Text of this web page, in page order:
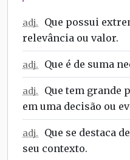
adj.
Que possui
relevância ou valor.
adj. Que é de suma
adj.
Que tem grande
em uma decisão ou
adj.
Que se destaca
seu contexto.